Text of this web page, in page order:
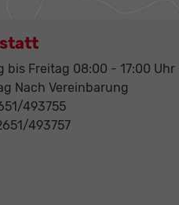
bis Freitag 08:00 - 17:00 Uhr
Nach Vereinbarung
493755
493757